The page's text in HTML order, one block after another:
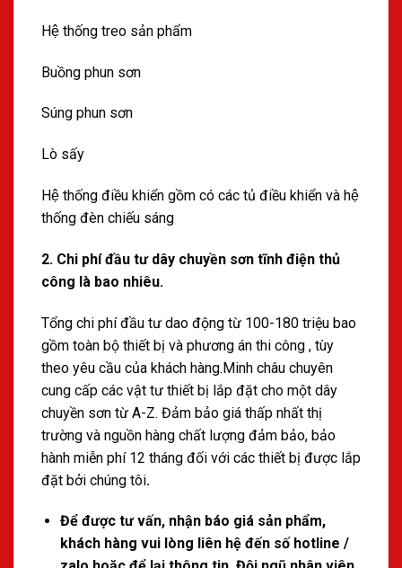
Hệ thống treo sản phẩm
Buồng phun sơn
Súng phun sơn
Lò sấy
Hệ thống điều khiển gồm có các tủ điều khiển và hệ
thống đèn chiếu sáng
2. Chi phí đầu tư dây chuyền sơn tĩnh điện thủ
công là bao nhiêu.
Tổng chi phí đầu tư dao động từ 100-180 triệu bao
gồm toàn bộ thiết bị và phương án thi công , tùy
theo yêu cầu của khách hàng.Minh châu chuyên
cung cấp các vật tư thiết bị lắp đặt cho một dây
chuyền sơn từ A-Z. Đảm bảo giá thấp nhất thị
trường và nguồn hàng chất lượng đảm bảo, bảo
hành miễn phí 12 tháng đối với các thiết bị được lắp
đặt bởi chúng tôi.
Để được tư vấn, nhận báo giá sản phẩm,
khách hàng vui lòng liên hệ đến số hotline /